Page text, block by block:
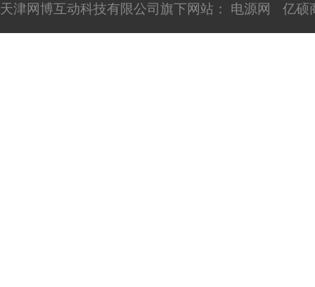
天津网博互动科技有限公司旗下网站： 电源网 亿硕